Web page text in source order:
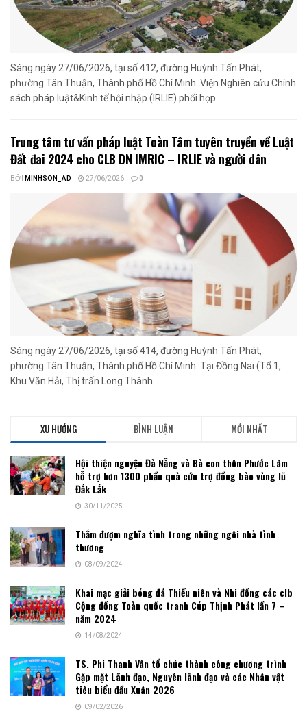
Sáng ngày 27/06/2026, tại số 412, đường Huỳnh Tấn Phát,
phường Tân Thuận, Thành phố Hồ Chí Minh. Viện Nghiên cứu Chính
sách pháp luật&Kinh tế hội nhập (IRLIE) phối hợp...
Trung tâm tư vấn pháp luật Toàn Tâm tuyên truyền về Luật
Đất đai 2024 cho CLB DN IMRIC – IRLIE và người dân
BỞI MINHSON_AD 27/06/2026 0
Sáng ngày 27/06/2026, tại số 414, đường Huỳnh Tấn Phát,
phường Tân Thuận, Thành phố Hồ Chí Minh. Tại Đồng Nai (Tổ 1,
Khu Văn Hải, Thị trấn Long Thành...
XU HƯỚNG BÌNH LUẬN MỚI NHẤT
Hội thiện nguyện Đà Nẵng và Bà con thôn Phước Lâm
hỗ trợ hơn 1300 phần quà cứu trợ đồng bào vùng lũ
Đắk Lắk
30/11/2025
Thắm đượm nghĩa tình trong những ngôi nhà tình
thương
08/09/2024
Khai mạc giải bóng đá Thiếu niên và Nhi đồng các clb
Cộng đồng Toàn quốc tranh Cúp Thịnh Phát lần 7 –
năm 2024
14/08/2024
TS. Phi Thanh Vân tổ chức thành công chương trình
Gặp mặt Lãnh đạo, Nguyên lãnh đạo và các Nhân vật
tiêu biểu đầu Xuân 2026
09/02/2026